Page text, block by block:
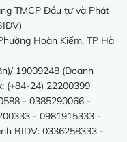
TMCP Đầu tư và Phát
Hoàn Kiếm, TP Hà
19009248 (Doanh
(+84-24) 22200399
- 0385290066 -
- 0981915333 -
BIDV: 0336258333 -